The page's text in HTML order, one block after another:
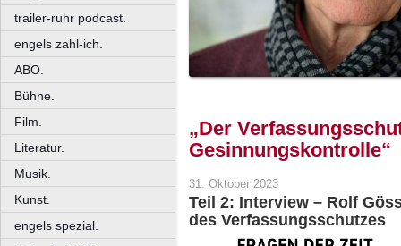
trailer-ruhr podcast.
engels zahl-ich.
ABO.
Bühne.
Film.
Literatur.
Musik.
Kunst.
engels spezial.
„Der
Gesinnungskontrolle“
31. Oktober 2023
Teil 2: Interview – Rolf
des Verfassungsschutzes